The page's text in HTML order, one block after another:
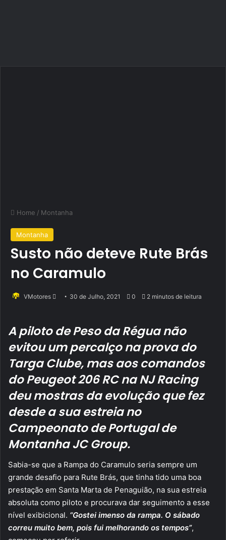
Home / Montanha
Montanha
Susto não deteve Rute Brás
no Caramulo
VMotores
Send 30 de Julho, 2021 0 2 minutos de leitura
A piloto de Peso da Régua não
evitou um percalço na prova do
Targa Clube, mas aos comandos
do Peugeot 206 RC na NJ Racing
deu mostras da evolução que fez
desde a sua estreia no
Campeonato de Portugal de
Montanha JC Group.
Sabia-se que a Rampa do Caramulo seria sempre um
grande desafio para Rute Brás, que tinha tido uma boa
prestação em Santa Marta de Penaguião, na sua estreia
absoluta como piloto e procurava dar seguimento a esse
nível exibicional. “Gostei imenso da rampa. O sábado
correu muito bem, pois fui melhorando os tempos”,